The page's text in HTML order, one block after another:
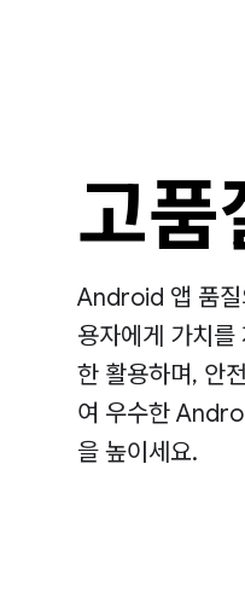
고품
Android 앱 품질
용자에게 가치를
한 활용하며, 안
여 우수한
을 높이세요.